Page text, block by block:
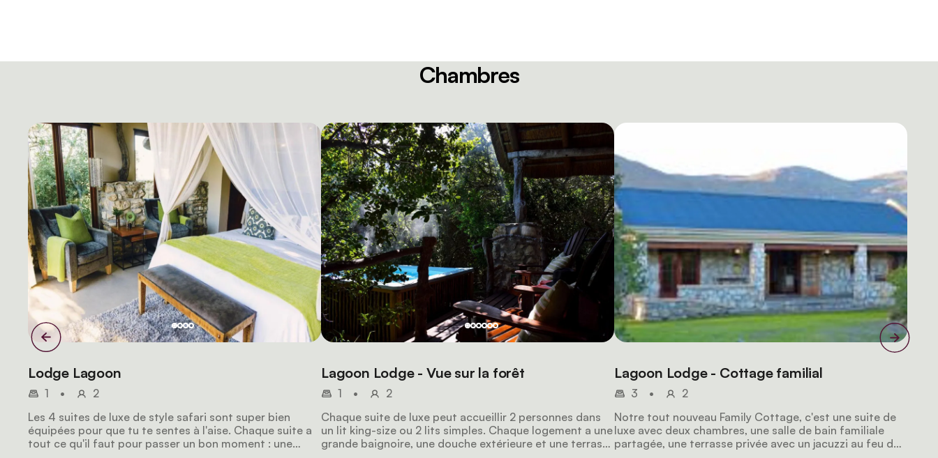
Chambres
Lodge Lagoon
1 •
2
Les 4 suites de luxe de style safari sont super bien
équipées pour que tu te sentes à l'aise. Chaque suite a
tout ce qu'il faut pour passer un bon moment : une
Lagoon Lodge - Vue sur la forêt
1 •
2
Chaque suite de luxe peut accueillir 2 personnes dans
un lit king-size ou 2 lits simples. Chaque logement a une
grande baignoire, une douche extérieure et une terrasse
Lagoon Lodge - Cottage familial
3 •
2
Notre tout nouveau Family Cottage, c'est une suite de
luxe avec deux chambres, une salle de bain familiale
partagée, une terrasse privée avec un jacuzzi au feu de